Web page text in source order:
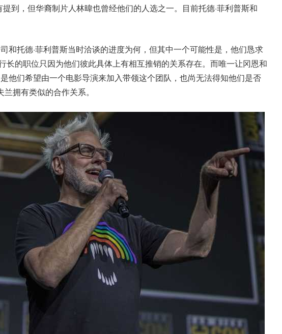
到，但华裔制片人林暐也曾经他们的人选之一。目前托德·菲利普斯和
和托德·菲利普斯当时洽谈的进度为何，但其中一个可能性是，他们恳求
长的职位只因为他们彼此具体上有相互推销的关系存在。而唯一让冈恩和
他们希望由一个电影导演来加入带领这个团队，也尚无法得知他们是否
拥有类似的合作关系。